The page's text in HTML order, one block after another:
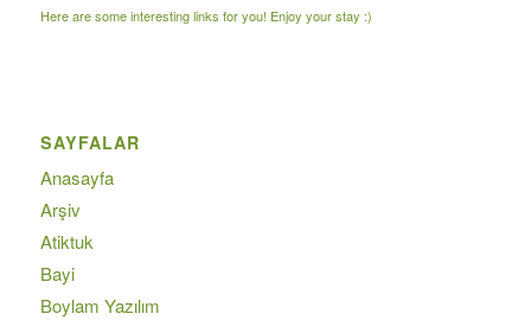
Here are some interesting links for you! Enjoy your stay :)
SAYFALAR
Anasayfa
Arşiv
Atiktuk
Bayi
Boylam Yazılım